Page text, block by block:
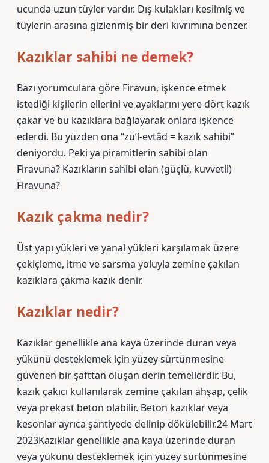
ucunda uzun tüyler vardır. Dış kulakları kesilmiş ve
tüylerin arasına gizlenmiş bir deri kıvrımına benzer.
Kazıklar sahibi ne demek?
Bazı yorumculara göre Firavun, işkence etmek
istediği kişilerin ellerini ve ayaklarını yere dört kazık
çakar ve bu kazıklara bağlayarak onlara işkence
ederdi. Bu yüzden ona “zü’l-evtâd = kazık sahibi”
deniyordu. Peki ya piramitlerin sahibi olan
Firavuna? Kazıkların sahibi olan (güçlü, kuvvetli)
Firavuna?
Kazık çakma nedir?
Üst yapı yükleri ve yanal yükleri karşılamak üzere
çekiçleme, itme ve sarsma yoluyla zemine çakılan
kazıklara çakma kazık denir.
Kazıklar nedir?
Kazıklar genellikle ana kaya üzerinde duran veya
yükünü desteklemek için yüzey sürtünmesine
güvenen bir şafttan oluşan derin temellerdir. Bu,
kazık çakıcı kullanılarak zemine çakılan ahşap, çelik
veya prekast beton olabilir. Beton kazıklar veya
kesonlar ayrıca şantiyede delinip dökülebilir.24 Mart
2023Kazıklar genellikle ana kaya üzerinde duran
veya yükünü desteklemek için yüzey sürtünmesine